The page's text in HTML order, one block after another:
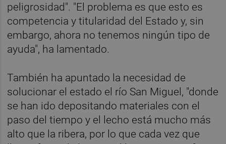
peligrosidad". "El problema es que esto es
competencia y titularidad del Estado y, sin
embargo, ahora no tenemos ningún tipo de
ayuda", ha lamentado.
También ha apuntado la necesidad de
solucionar el estado el río San Miguel, "donde
se han ido depositando materiales con el
paso del tiempo y el lecho está mucho más
alto que la ribera, por lo que cada vez que